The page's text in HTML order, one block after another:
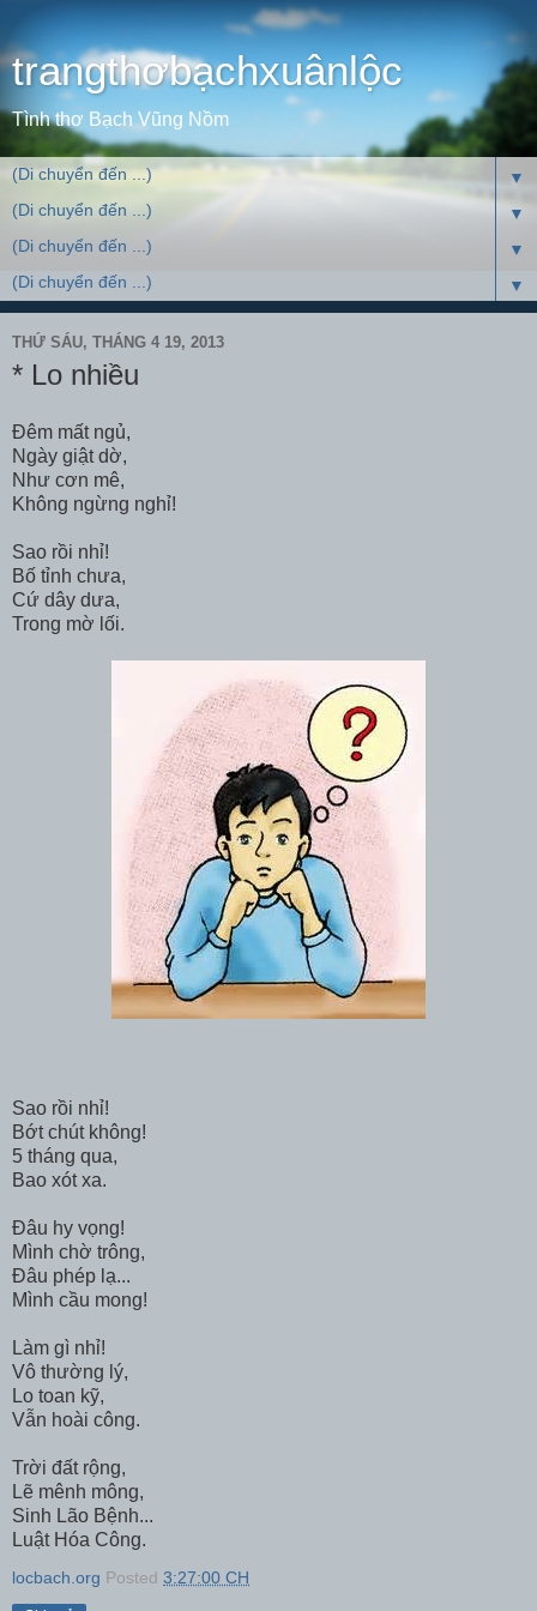
trangthơbạchxuânlộc
Tình thơ Bạch Vũng Nồm
▼
▼
▼
▼
THỨ SÁU, THÁNG 4 19, 2013
* Lo nhiều
Đêm mất ngủ,
Ngày giật dờ,
Như cơn mê,
Không ngừng nghỉ!
Sao rồi nhỉ!
Bố tỉnh chưa,
Cứ dây dưa,
Trong mờ lối.
Sao rồi nhỉ!
Bớt chút không!
5 tháng qua,
Bao xót xa.
Đâu hy vọng!
Mình chờ trông,
Đâu phép lạ...
Mình cầu mong!
Làm gì nhỉ!
Vô thường lý,
Lo toan kỹ,
Vẫn hoài công.
Trời đất rộng,
Lẽ mênh mông,
Sinh Lão Bệnh...
Luật Hóa Công.
locbach.org Posted 3:27:00 CH